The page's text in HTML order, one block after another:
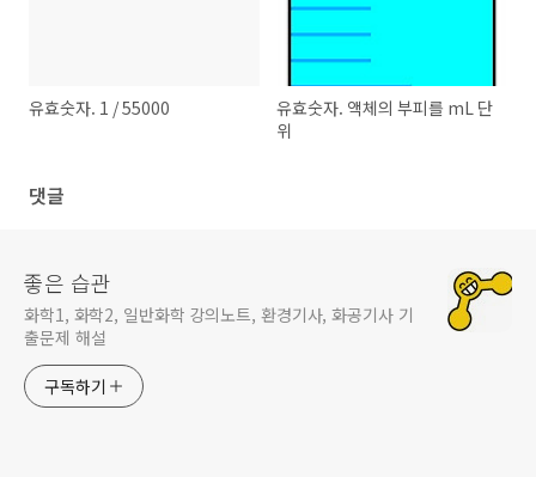
유효숫자. 1 / 55000
유효숫자. 액체의 부피를 mL 단
위
댓글
좋은 습관
화학1, 화학2, 일반화학 강의노트, 환경기사, 화공기사 기
출문제 해설
구독하기